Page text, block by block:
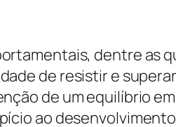
dentre as
de resistir e
de um equilíbrio
ao